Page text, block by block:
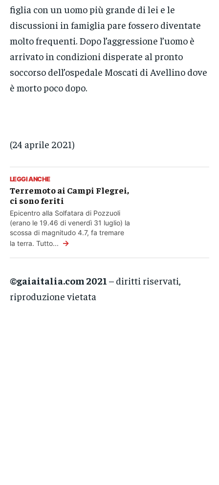
figlia con un uomo più grande di lei e le
discussioni in famiglia pare fossero diventate
molto frequenti. Dopo l’aggressione l’uomo è
arrivato in condizioni disperate al pronto
soccorso dell’ospedale Moscati di Avellino dove
è morto poco dopo.
(24 aprile 2021)
LEGGI ANCHE
Terremoto ai Campi Flegrei,
ci sono feriti
Epicentro alla Solfatara di Pozzuoli
(erano le 19.46 di venerdì 31 luglio) la
scossa di magnitudo 4.7, fa tremare
la terra. Tutto... →
©gaiaitalia.com 2021 – diritti riservati,
riproduzione vietata